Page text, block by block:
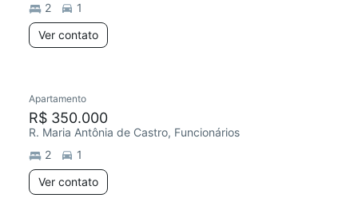
2
1
Ver contato
Chegou este mês
Apartamento
R$ 350.000
R. Maria Antônia de Castro, Funcionários
2
1
Ver contato